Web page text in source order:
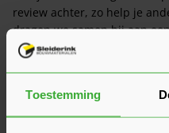
Toestemming
review achter, zo help je
dragen we samen bij aan
Beoordeling schrijven
Veelgestelde vragen
Hier vind je antwoorden op